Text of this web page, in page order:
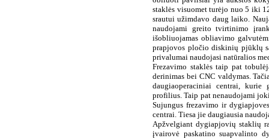
staklės visuomet turėjo nuo 5 iki
srautui užimdavo daug laiko.
naudojami greito tvirtinimo
išobliuojamas obliavimo
prapjovos pločio diskinių pjūklų
privalumai naudojasi natūralios
Frezavimo staklės taip pat
derinimas bei CNC valdymas.
daugiaoperaciniai centrai, kurie
profilius. Taip pat nenaudojami
Sujungus frezavimo ir
centrai. Tiesa jie daugiausia
Apžvelgiant dygiapjovių staklių
įvairovė paskatino suapvalinto